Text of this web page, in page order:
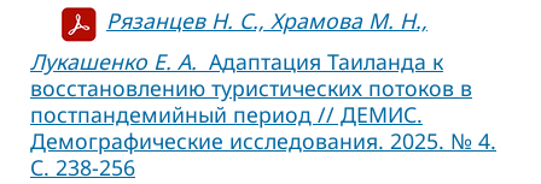
Рязанцев Н. С., Храмова М. Н.,
Лукашенко Е. А. Адаптация Таиланда к
восстановлению туристических потоков в
постпандемийный период // ДЕМИС.
Демографические исследования. 2025. № 4.
С. 238-256